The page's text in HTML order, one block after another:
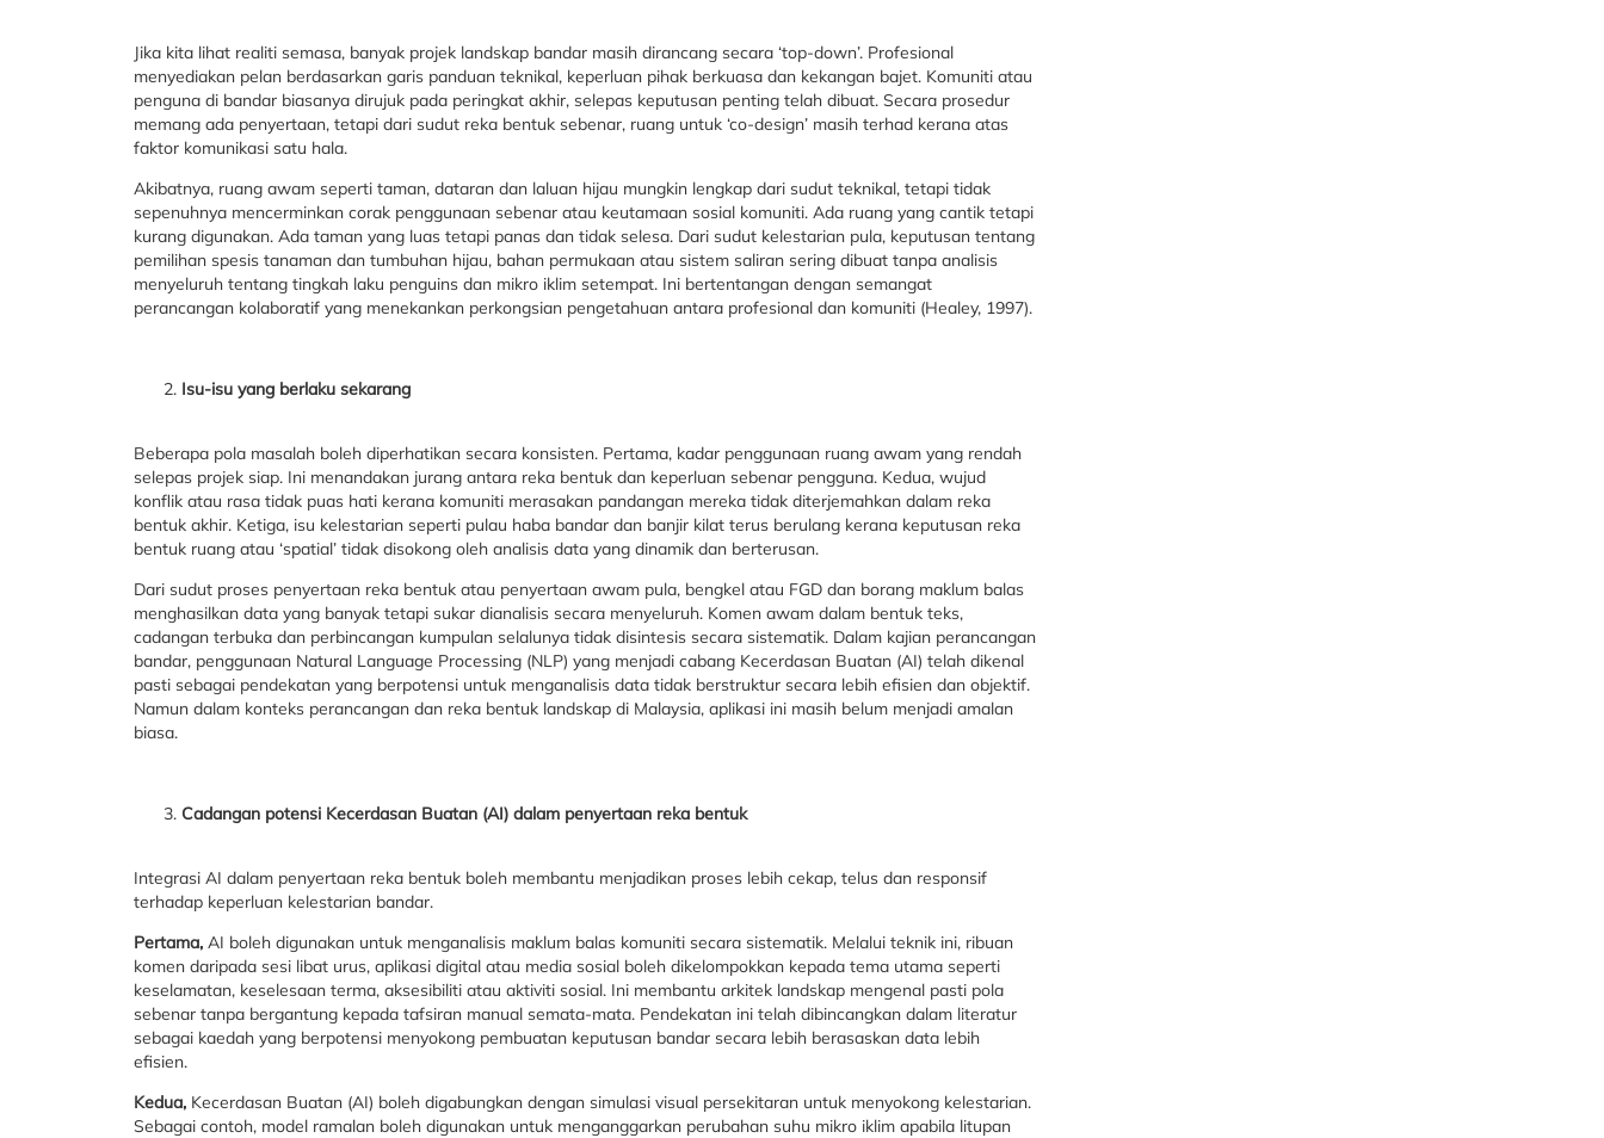
Jika kita lihat realiti semasa, banyak projek landskap bandar masih dirancang secara ‘top-down’. Profesional
menyediakan pelan berdasarkan garis panduan teknikal, keperluan pihak berkuasa dan kekangan bajet. Komuniti atau
penguna di bandar biasanya dirujuk pada peringkat akhir, selepas keputusan penting telah dibuat. Secara prosedur
memang ada penyertaan, tetapi dari sudut reka bentuk sebenar, ruang untuk ‘co-design’ masih terhad kerana atas
faktor komunikasi satu hala.
Akibatnya, ruang awam seperti taman, dataran dan laluan hijau mungkin lengkap dari sudut teknikal, tetapi tidak
sepenuhnya mencerminkan corak penggunaan sebenar atau keutamaan sosial komuniti. Ada ruang yang cantik tetapi
kurang digunakan. Ada taman yang luas tetapi panas dan tidak selesa. Dari sudut kelestarian pula, keputusan tentang
pemilihan spesis tanaman dan tumbuhan hijau, bahan permukaan atau sistem saliran sering dibuat tanpa analisis
menyeluruh tentang tingkah laku penguins dan mikro iklim setempat. Ini bertentangan dengan semangat
perancangan kolaboratif yang menekankan perkongsian pengetahuan antara profesional dan komuniti (Healey, 1997).
Isu-isu yang berlaku sekarang
Beberapa pola masalah boleh diperhatikan secara konsisten. Pertama, kadar penggunaan ruang awam yang rendah
selepas projek siap. Ini menandakan jurang antara reka bentuk dan keperluan sebenar pengguna. Kedua, wujud
konflik atau rasa tidak puas hati kerana komuniti merasakan pandangan mereka tidak diterjemahkan dalam reka
bentuk akhir. Ketiga, isu kelestarian seperti pulau haba bandar dan banjir kilat terus berulang kerana keputusan reka
bentuk ruang atau ‘spatial’ tidak disokong oleh analisis data yang dinamik dan berterusan.
Dari sudut proses penyertaan reka bentuk atau penyertaan awam pula, bengkel atau FGD dan borang maklum balas
menghasilkan data yang banyak tetapi sukar dianalisis secara menyeluruh. Komen awam dalam bentuk teks,
cadangan terbuka dan perbincangan kumpulan selalunya tidak disintesis secara sistematik. Dalam kajian perancangan
bandar, penggunaan Natural Language Processing (NLP) yang menjadi cabang Kecerdasan Buatan (AI) telah dikenal
pasti sebagai pendekatan yang berpotensi untuk menganalisis data tidak berstruktur secara lebih efisien dan objektif.
Namun dalam konteks perancangan dan reka bentuk landskap di Malaysia, aplikasi ini masih belum menjadi amalan
biasa.
Cadangan potensi Kecerdasan Buatan (AI) dalam penyertaan reka bentuk
Integrasi AI dalam penyertaan reka bentuk boleh membantu menjadikan proses lebih cekap, telus dan responsif
terhadap keperluan kelestarian bandar.
Pertama, AI boleh digunakan untuk menganalisis maklum balas komuniti secara sistematik. Melalui teknik ini, ribuan
komen daripada sesi libat urus, aplikasi digital atau media sosial boleh dikelompokkan kepada tema utama seperti
keselamatan, keselesaan terma, aksesibiliti atau aktiviti sosial. Ini membantu arkitek landskap mengenal pasti pola
sebenar tanpa bergantung kepada tafsiran manual semata-mata. Pendekatan ini telah dibincangkan dalam literatur
sebagai kaedah yang berpotensi menyokong pembuatan keputusan bandar secara lebih berasaskan data lebih
efisien.
Kedua, Kecerdasan Buatan (AI) boleh digabungkan dengan simulasi visual persekitaran untuk menyokong kelestarian.
Sebagai contoh, model ramalan boleh digunakan untuk menganggarkan perubahan suhu mikro iklim apabila litupan